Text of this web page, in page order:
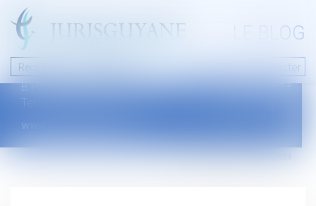
LE BLOG
Nous contacter
46 avenue de la liberté
B.P.315 - 97327 Cayenne Cedex
Tel : +594 594 29 45 35
www.jurisguyane.com
Mentions légales